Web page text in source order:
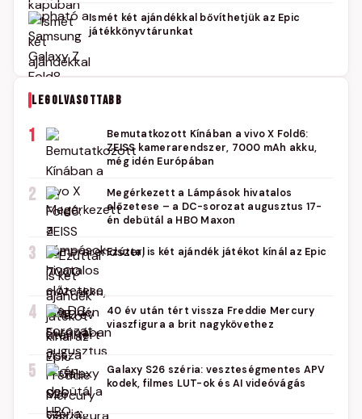
Ismét két ajándékkal bővíthetjük az Epic
játékkönyvtárunkat
LEGOLVASOTTABB
1
Bemutatkozott Kínában a vivo X Fold6:
ZEISS kamerarendszer, 7000 mAh akku,
még idén Európában
2
Megérkezett a Lámpások hivatalos
előzetese – a DC-sorozat augusztus 17-
én debütál a HBO Maxon
3 Ezúttal is két ajándék játékot kínál az Epic
4
40 év után tért vissza Freddie Mercury
viaszfigura a brit nagykövethez
5
Galaxy S26 széria: veszteségmentes APV
kodek, filmes LUT-ok és AI videóvágás